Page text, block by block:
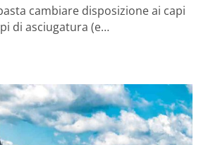
cambiare disposizione ai capi
di asciugatura (e…